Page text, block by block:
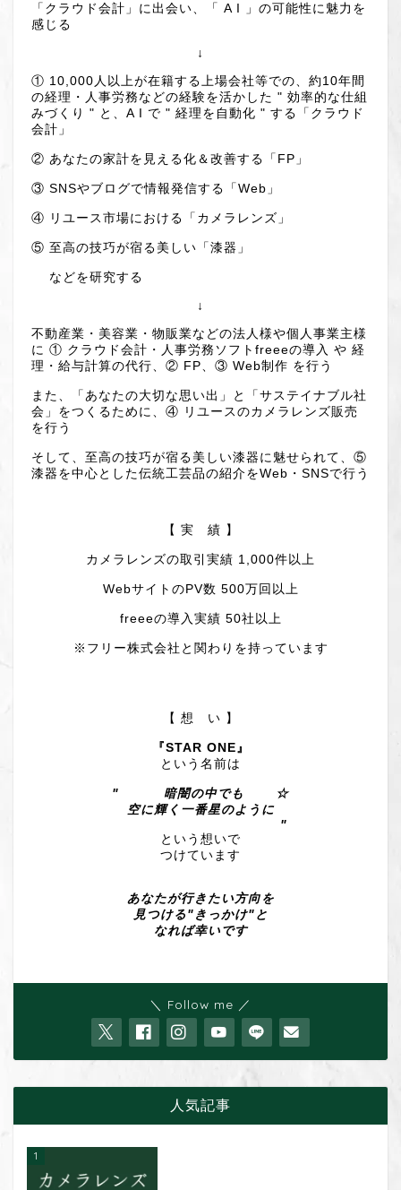
「クラウド会計」に出会い、「 A I 」の可能性に魅力を
感じる
↓
① 10,000人以上が在籍する上場会社等での、約10年間
の経理・人事労務などの経験を活かした " 効率的な仕組
みづくり " と、A I で " 経理を自動化 " する「クラウド
会計」
② あなたの家計を見える化＆改善する「FP」
③ SNSやブログで情報発信する「Web」
④ リユース市場における「カメラレンズ」
⑤ 至高の技巧が宿る美しい「漆器」
などを研究する
↓
不動産業・美容業・物販業などの法人様や個人事業主様
に ① クラウド会計・人事労務ソフトfreeeの導入 や 経
理・給与計算の代行、② FP、③ Web制作 を行う
また、「あなたの大切な思い出」と「サステイナブル社
会」をつくるために、④ リユースのカメラレンズ販売
を行う
そして、至高の技巧が宿る美しい漆器に魅せられて、⑤
漆器を中心とした伝統工芸品の紹介をWeb・SNSで行う
【 実 績 】
カメラレンズの取引実績 1,000件以上
WebサイトのPV数 500万回以上
freeeの導入実績 50社以上
※フリー株式会社と関わりを持っています
【 想 い 】
『STAR ONE』
という名前は
" 暗闇の中でも ☆
空に輝く一番星のように
"
という想いで
つけています
あなたが行きたい方向を
見つける"きっかけ"と
なれば幸いです
＼ Follow me ／
人気記事
1